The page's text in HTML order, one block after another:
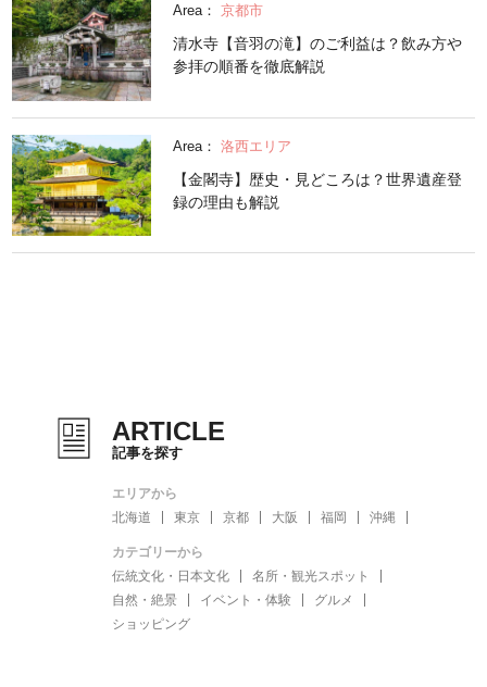
Area： 京都市
清水寺【音羽の滝】のご利益は？飲み方や
参拝の順番を徹底解説
Area： 洛西エリア
【金閣寺】歴史・見どころは？世界遺産登
録の理由も解説
ARTICLE
記事を探す
エリアから
北海道
東京 京都 大阪 福岡 沖縄
カテゴリーから
伝統文化・日本文化
名所・観光スポット
自然・絶景
イベント・体験
グルメ
ショッピング